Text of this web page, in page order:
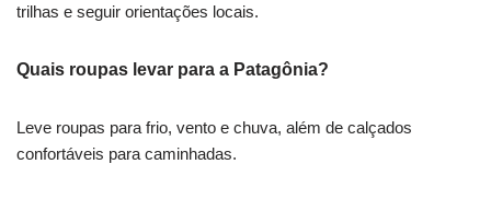
trilhas e seguir orientações locais.
Quais roupas levar para a Patagônia?
Leve roupas para frio, vento e chuva, além de calçados
confortáveis para caminhadas.